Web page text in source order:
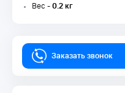
Вес -0.2 кг
Заказать звонок